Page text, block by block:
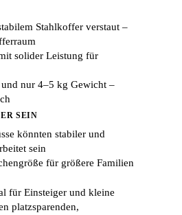
Stahlkoffer verstaut –
solider Leistung für
nur 4–5 kg Gewicht –
SEIN
könnten stabiler und
sein
für größere Familien
für Einsteiger und kleine
platzsparenden,